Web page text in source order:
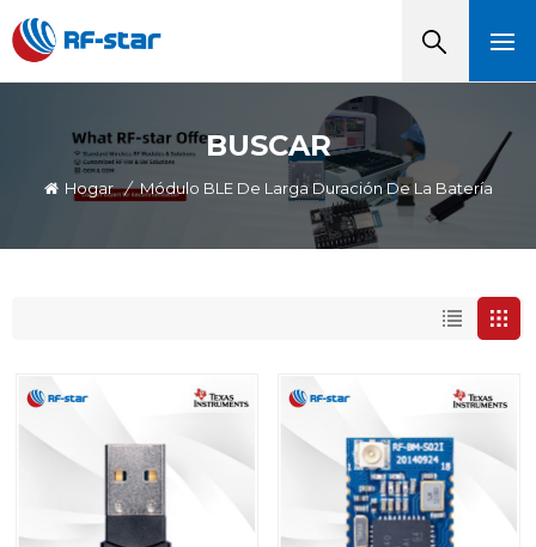
BUSCAR
Hogar / Módulo BLE De Larga Duración De La Batería